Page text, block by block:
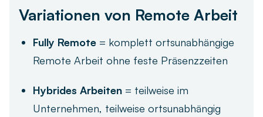
Variationen von Remote Arbeit
Fully Remote = komplett ortsunabhängige
Remote Arbeit ohne feste Präsenzzeiten
Hybrides Arbeiten = teilweise im
Unternehmen, teilweise ortsunabhängig